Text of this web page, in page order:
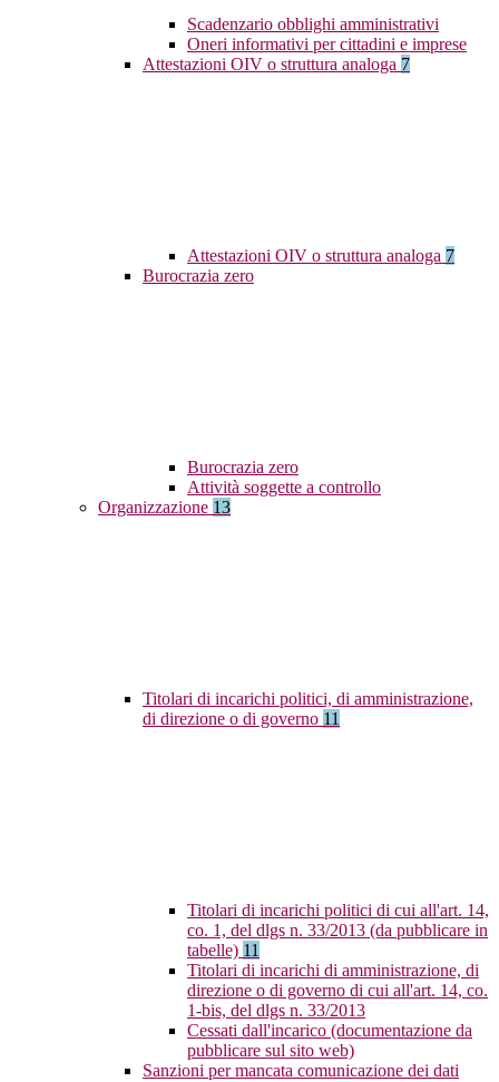
Scadenzario obblighi amministrativi
Oneri informativi per cittadini e imprese
Attestazioni OIV o struttura analoga 7
Attestazioni OIV o struttura analoga 7
Burocrazia zero
Burocrazia zero
Attività soggette a controllo
Organizzazione 13
Titolari di incarichi politici, di amministrazione,
di direzione o di governo 11
Titolari di incarichi politici di cui all'art. 14,
co. 1, del dlgs n. 33/2013 (da pubblicare in
tabelle) 11
Titolari di incarichi di amministrazione, di
direzione o di governo di cui all'art. 14, co.
1-bis, del dlgs n. 33/2013
Cessati dall'incarico (documentazione da
pubblicare sul sito web)
Sanzioni per mancata comunicazione dei dati